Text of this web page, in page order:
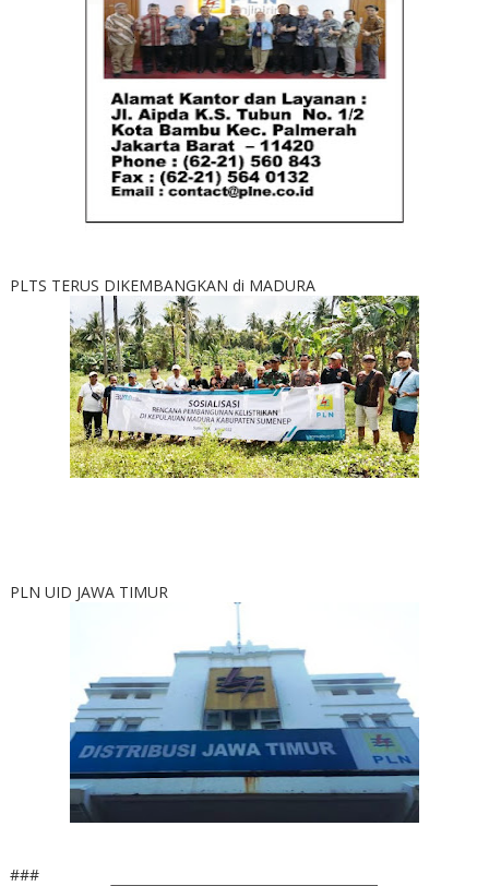
PLTS TERUS DIKEMBANGKAN di MADURA
PLN UID JAWA TIMUR
###